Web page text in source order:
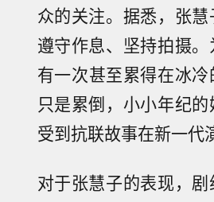
众的关注。据悉，张
遵守作息、坚持拍摄
有一次甚至累得在冰
只是累倒，小小年纪
受到抗联故事在新一代
对于张慧子的表现，